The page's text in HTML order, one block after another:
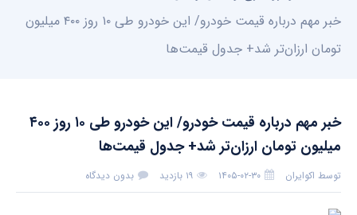
خبر مهم درباره قیمت خودرو/ این خودرو طی ۱۰ روز ۴۰۰ میلیون
تومان ارزان‌تر شد+ جدول قیمت‌ها
خبر مهم درباره قیمت خودرو/ این خودرو طی ۱۰ روز ۴۰۰
میلیون تومان ارزان‌تر شد+ جدول قیمت‌ها
توسط اکوایران ۱۴۰۵-۰۲-۳۰ ۱۹ بازدید بدون دیدگاه